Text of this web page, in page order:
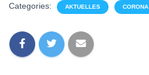
Categories: AKTUELLES CORONA